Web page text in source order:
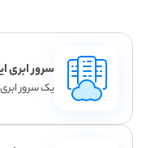
سرور ابری
یک سرور